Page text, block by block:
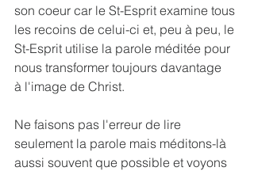
son coeur car le St-Esprit examine tous
les recoins de celui-ci et, peu à peu, le
St-Esprit utilise la parole méditée pour
nous transformer toujours davantage
à l'image de Christ.
Ne faisons pas l'erreur de lire
seulement la parole mais méditons-là
aussi souvent que possible et voyons